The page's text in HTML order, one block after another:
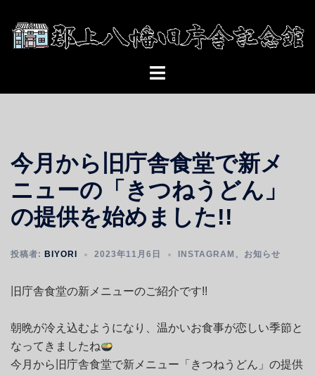
ト
ュ
ー
今月から旧庁舎食堂で新メ
ニューの「きつねうどん」
の提供を始めました!!
投稿者: BIYORI 2023年11月6日 INSTAGRAM 、 お知らせ
旧庁舎食堂の新メニューのご紹介です!!
朝晩が冷え込むようになり、温かいお食事が恋しい季節と
なってきましたね
今月から旧庁舎食堂で新メニュー「きつねうどん」の提供